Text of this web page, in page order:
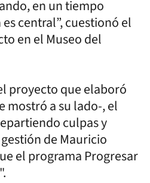
en un tiempo
central”, cuestionó el
en el Museo del
proyecto que elaboró
mostró a su lado-, el
culpas y
de Mauricio
el programa Progresar